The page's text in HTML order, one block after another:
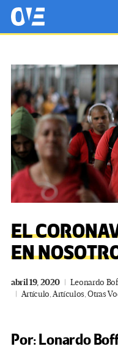
Saltar al contenido principal
EL
EN
abril 19, 2020
Leonardo
Artículo,Artículos,Otras
Por: Lonardo